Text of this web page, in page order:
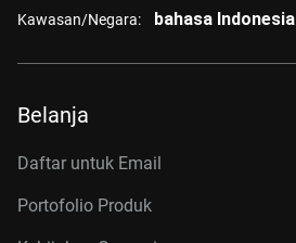
Kawasan/Negara: bahasa Indonesia
Belanja
Daftar untuk Email
Portofolio Produk